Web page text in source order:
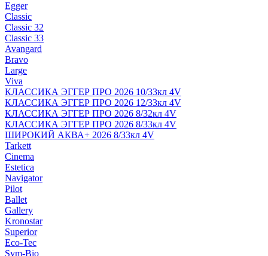
Egger
Classic
Classic 32
Classic 33
Avangard
Bravo
Large
Viva
КЛАССИКА ЭГГЕР ПРО 2026 10/33кл 4V
КЛАССИКА ЭГГЕР ПРО 2026 12/33кл 4V
КЛАССИКА ЭГГЕР ПРО 2026 8/32кл 4V
КЛАССИКА ЭГГЕР ПРО 2026 8/33кл 4V
ШИРОКИЙ АКВА+ 2026 8/33кл 4V
Tarkett
Cinema
Estetica
Navigator
Pilot
Ballet
Gallery
Kronostar
Superior
Eco-Tec
Sym-Bio